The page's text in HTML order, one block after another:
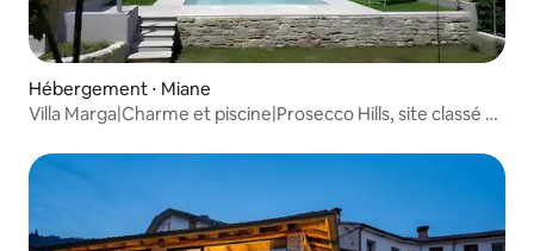
Hébergement ⋅ Miane
Villa Marga|Charme et piscine|Prosecco Hills, site classé au